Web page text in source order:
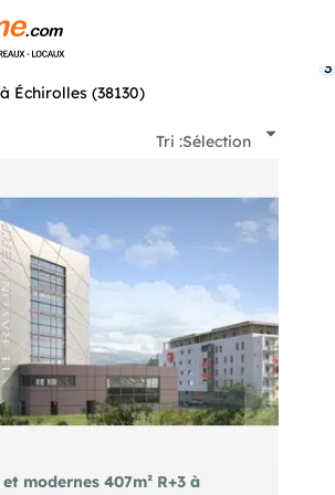
Échirolles (38130)
3
Tri :Sélection
modernes 407m² R+3 à